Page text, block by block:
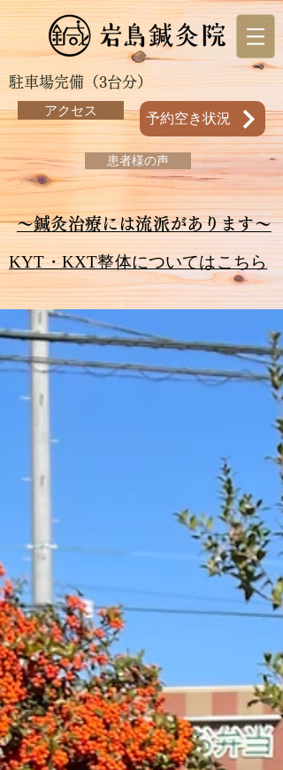
駐車場完備（3台分）
アクセス
予約空き状況
患者様の声
～鍼灸治療には流派があります～
KYT・KXT整体についてはこちら